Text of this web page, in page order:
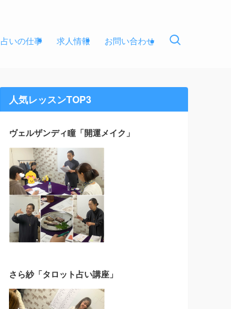
占いの仕事 求人情報 お問い合わせ
人気レッスンTOP3
ヴェルザンディ瞳「開運メイク」
さら紗「タロット占い講座」